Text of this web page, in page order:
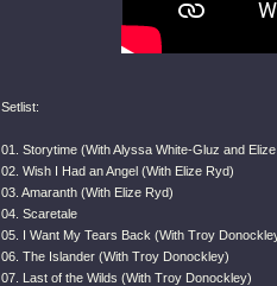
Setlist:
01. Storytime (With Alyssa White-Gluz and
02. Wish I Had an Angel (With Elize Ryd)
03. Amaranth (With Elize Ryd)
04. Scaretale
05. I Want My Tears Back (With Troy
06. The Islander (With Troy Donockley)
07. Last of the Wilds (With Troy Donockley)